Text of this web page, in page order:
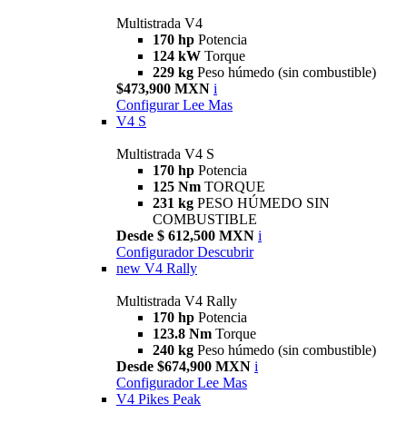
Multistrada V4
170 hp Potencia
124 kW Torque
229 kg Peso húmedo (sin combustible)
$473,900 MXN i
Configurar Lee Mas
V4 S
Multistrada V4 S
170 hp Potencia
125 Nm TORQUE
231 kg PESO HÚMEDO SIN
COMBUSTIBLE
Desde $ 612,500 MXN i
Configurador Descubrir
new V4 Rally
Multistrada V4 Rally
170 hp Potencia
123.8 Nm Torque
240 kg Peso húmedo (sin combustible)
Desde $674,900 MXN i
Configurador Lee Mas
V4 Pikes Peak